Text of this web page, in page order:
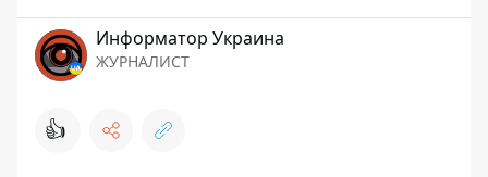
Информатор Украина
ЖУРНАЛИСТ
👍